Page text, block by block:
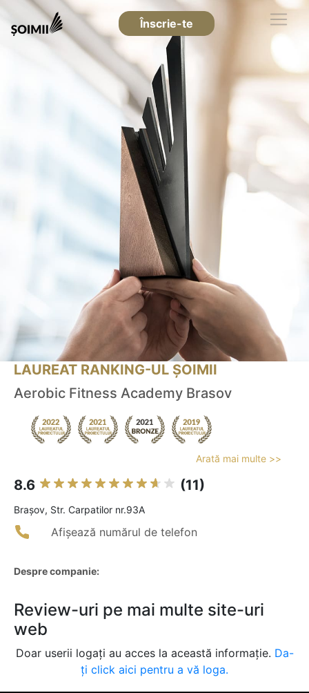
Înscrie-te
LAUREAT RANKING-UL ȘOIMII
Aerobic Fitness Academy Brasov
Arată mai multe >>
8.6 (11)
Braşov, Str. Carpatilor nr.93A
Afișează numărul de telefon
Despre companie:
Review-uri pe mai multe site-uri
web
Doar userii logați au acces la această informație. Da-
ți click aici pentru a vă loga.